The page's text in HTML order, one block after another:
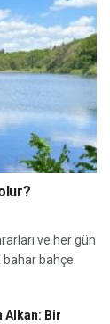
ve her gün
bahar bahçe
Alkan: Bir